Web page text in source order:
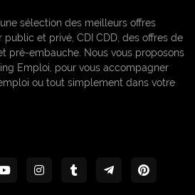
sélection des meilleurs offres
public et privé, CDI CDD, des offres de
pré-embauche. Nous vous proposons
Emploi, pour vous accompagner
ou tout simplement dans votre